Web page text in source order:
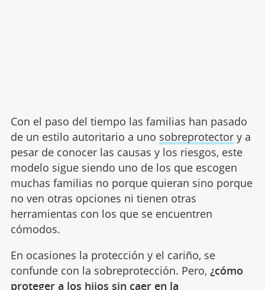
Con el paso del tiempo las familias han pasado
de un estilo autoritario a uno sobreprotectory a
pesar de conocer las causas y los riesgos, este
modelo sigue siendo uno de los que escogen
muchas familias no porque quieran sino porque
no ven otras opciones ni tienen otras
herramientas con los que se encuentren
cómodos.
En ocasiones la protección y el cariño, se
confunde con la sobreprotección. Pero, ¿cómo
proteger a los hijos sin caer en la